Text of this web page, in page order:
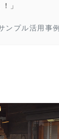
」
ンプル活用事